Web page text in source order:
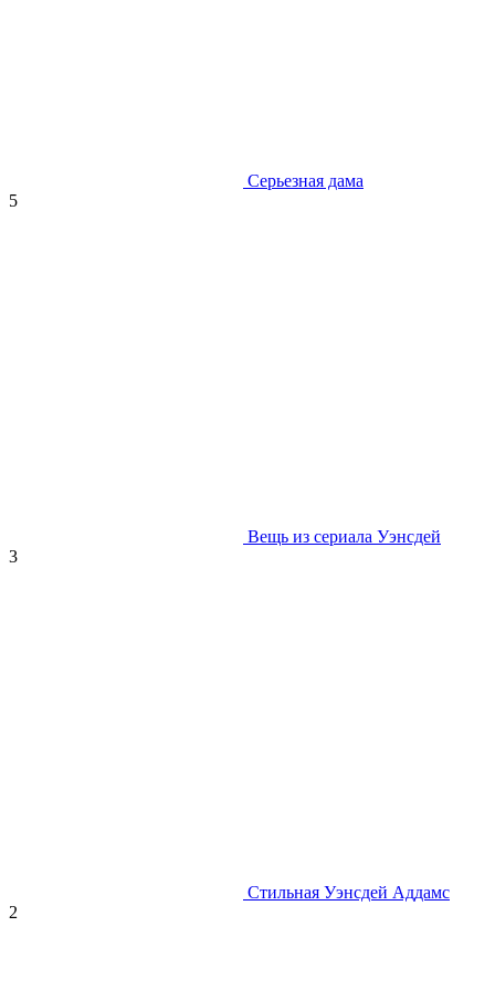
Серьезная дама
5
Вещь из сериала Уэнсдей
3
Стильная Уэнсдей Аддамс
2